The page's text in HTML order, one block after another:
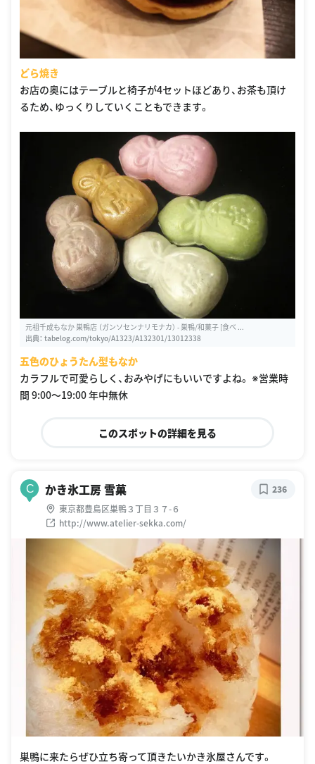
どら焼き
お店の奥にはテーブルと椅子が4セットほどあり、お茶も頂け
るため、ゆっくりしていくこともできます。
元祖千成もなか 巣鴨店 （ガンソセンナリモナカ） - 巣鴨/和菓子 [食べ ...
出典： tabelog.com/tokyo/A1323/A132301/13012338
五色のひょうたん型もなか
カラフルで可愛らしく、おみやげにもいいですよね。 ※営業時
間 9:00〜19:00 年中無休
このスポットの詳細を見る
C かき氷工房 雪菓
東京都豊島区巣鴨３丁目３７-６
http://www.atelier-sekka.com/
236
巣鴨に来たらぜひ立ち寄って頂きたいかき氷屋さんです。